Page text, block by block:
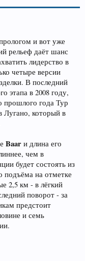
и вот уже
рельеф даёт шанс
лидерство в
четыре версии
В последний
этапа в 2008 году,
прошлого года Тур
Лугано, который в
Baar и длина его
чем в
будет состоять из
подъёма на отметке
2,5 км - в лёгкий
поворот - за
предстоит
и семь